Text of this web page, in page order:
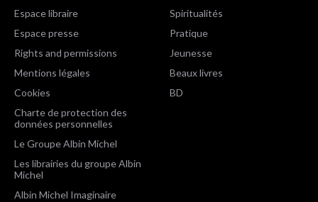
Espace libraire
Espace presse
Rights and permissions
Mentions légales
Cookies
Charte de protection des
données personnelles
Le Groupe Albin Michel
Les librairies du groupe Albin
Michel
Albin Michel Imaginaire
Spiritualités
Pratique
Jeunesse
Beaux livres
BD